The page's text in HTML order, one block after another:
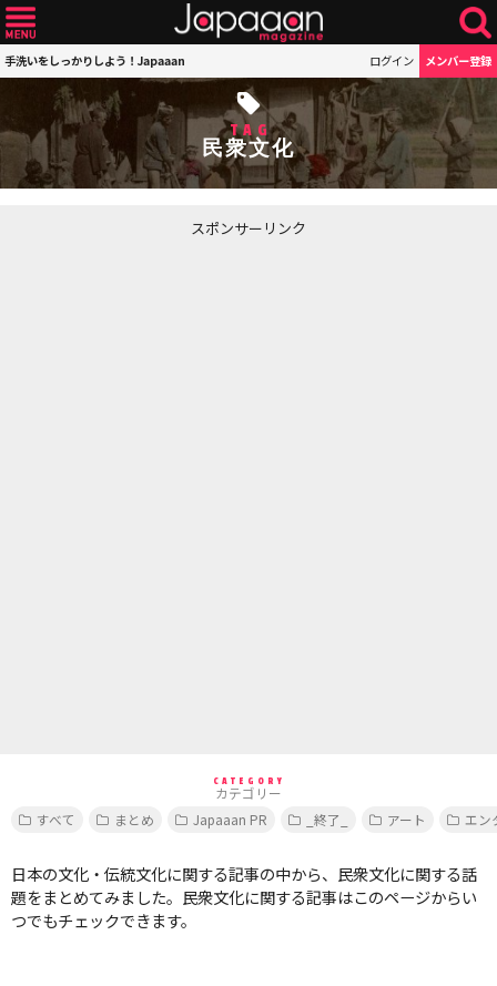
手洗いをしっかりしよう！Japaaan ログイン メンバー登録
TAG
民衆文化
スポンサーリンク
CATEGORY
カテゴリー
すべて
まとめ Japaaan PR _終了_ アート エン
日本の文化・伝統文化に関する記事の中から、民衆文化に関する話
題をまとめてみました。民衆文化に関する記事はこのページからい
つでもチェックできます。